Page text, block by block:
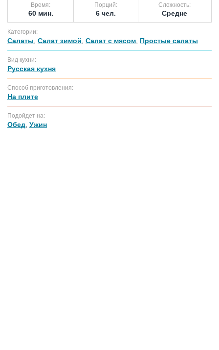
Время:
60 мин.
Порций:
6 чел.
Сложность:
Средне
Категории:
Салаты Салат зимой Салат с мясом Простые салаты
Вид кухни:
Русская кухня
Способ приготовления:
На плите
Подойдет на:
Обед Ужин